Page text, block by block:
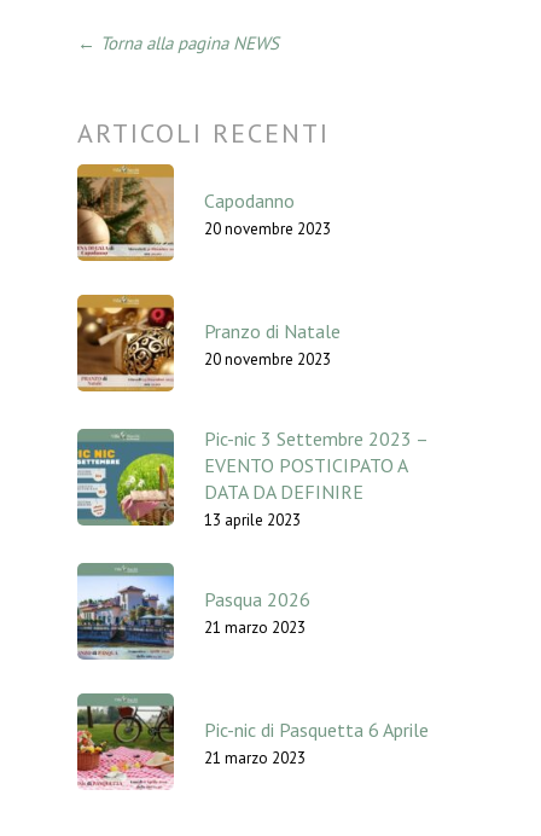
← Torna alla pagina NEWS
ARTICOLI RECENTI
Capodanno
20 novembre 2023
Pranzo di Natale
20 novembre 2023
Pic-nic 3 Settembre 2023 –
EVENTO POSTICIPATO A
DATA DA DEFINIRE
13 aprile 2023
Pasqua 2026
21 marzo 2023
Pic-nic di Pasquetta 6 Aprile
21 marzo 2023